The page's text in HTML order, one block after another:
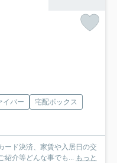
イバー
宅配ボックス
ード決済、家賃や入居日の交
紹介等どんな事でも... もっと